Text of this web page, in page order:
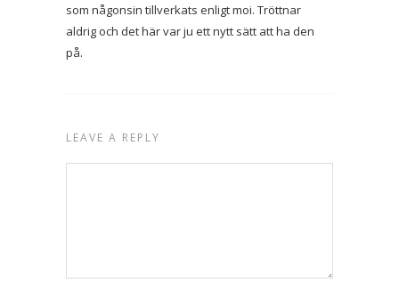
som någonsin tillverkats enligt moi. Tröttnar
aldrig och det här var ju ett nytt sätt att ha den
på.
LEAVE A REPLY